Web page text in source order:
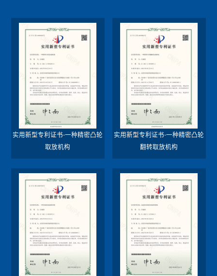
实用新型专利证书-一种精密凸轮
取放机构
实用新型专利证书-一种精密凸轮
翻转取放机构